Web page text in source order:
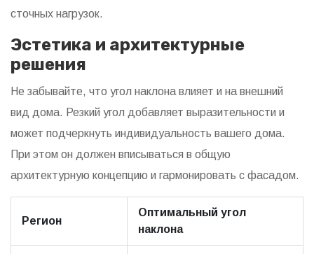
сточных нагрузок.
Эстетика и архитектурные
решения
Не забывайте, что угол наклона влияет и на внешний
вид дома. Резкий угол добавляет выразительности и
может подчеркнуть индивидуальность вашего дома.
При этом он должен вписываться в общую
архитектурную концепцию и гармонировать с фасадом.
Регион
Оптимальный угол
наклона